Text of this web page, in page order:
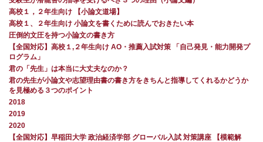
高校１，２年生向け 【小論文道場】
高校１、２年生向け 小論文を書くために読んでおきたい本
圧倒的文圧を持つ小論文の書き方
【全国対応】高校１,２年生向け AO・推薦入試対策 「自己発見・能力開発プ
ログラム」
君の「先生」は本当に大丈夫なのか？
君の先生が小論文や志望理由書の書き方をきちんと指導してくれるかどうか
を見極める３つのポイント
2018
2019
2020
【全国対応】早稲田大学 政治経済学部 グローバル入試 対策講座 【模範解